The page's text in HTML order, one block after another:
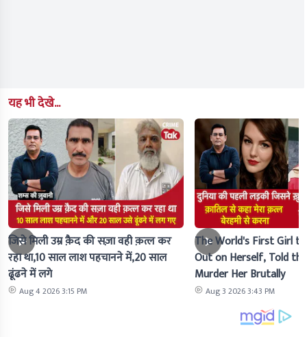
यह भी देखे...
जिसे मिली उम्र क़ैद की सज़ा वही क़त्ल कर
रहा था,10 साल लाश पहचानने में,20 साल
ढूंढने में लगे
Aug 4 2026 3:15 PM
The World's First Girl
Out on Herself, Told
Murder Her Brutally
Aug 3 2026 3:43 PM